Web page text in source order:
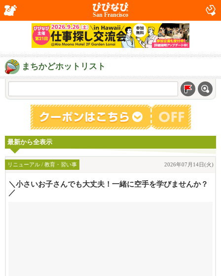
San Francisco
まちかどホットリスト
最新から全表示
リニューアル / 教育・習い事 2026年07月14日(火)
＼小さいお子さんでも大丈夫！一緒に空手を学びませんか？
／